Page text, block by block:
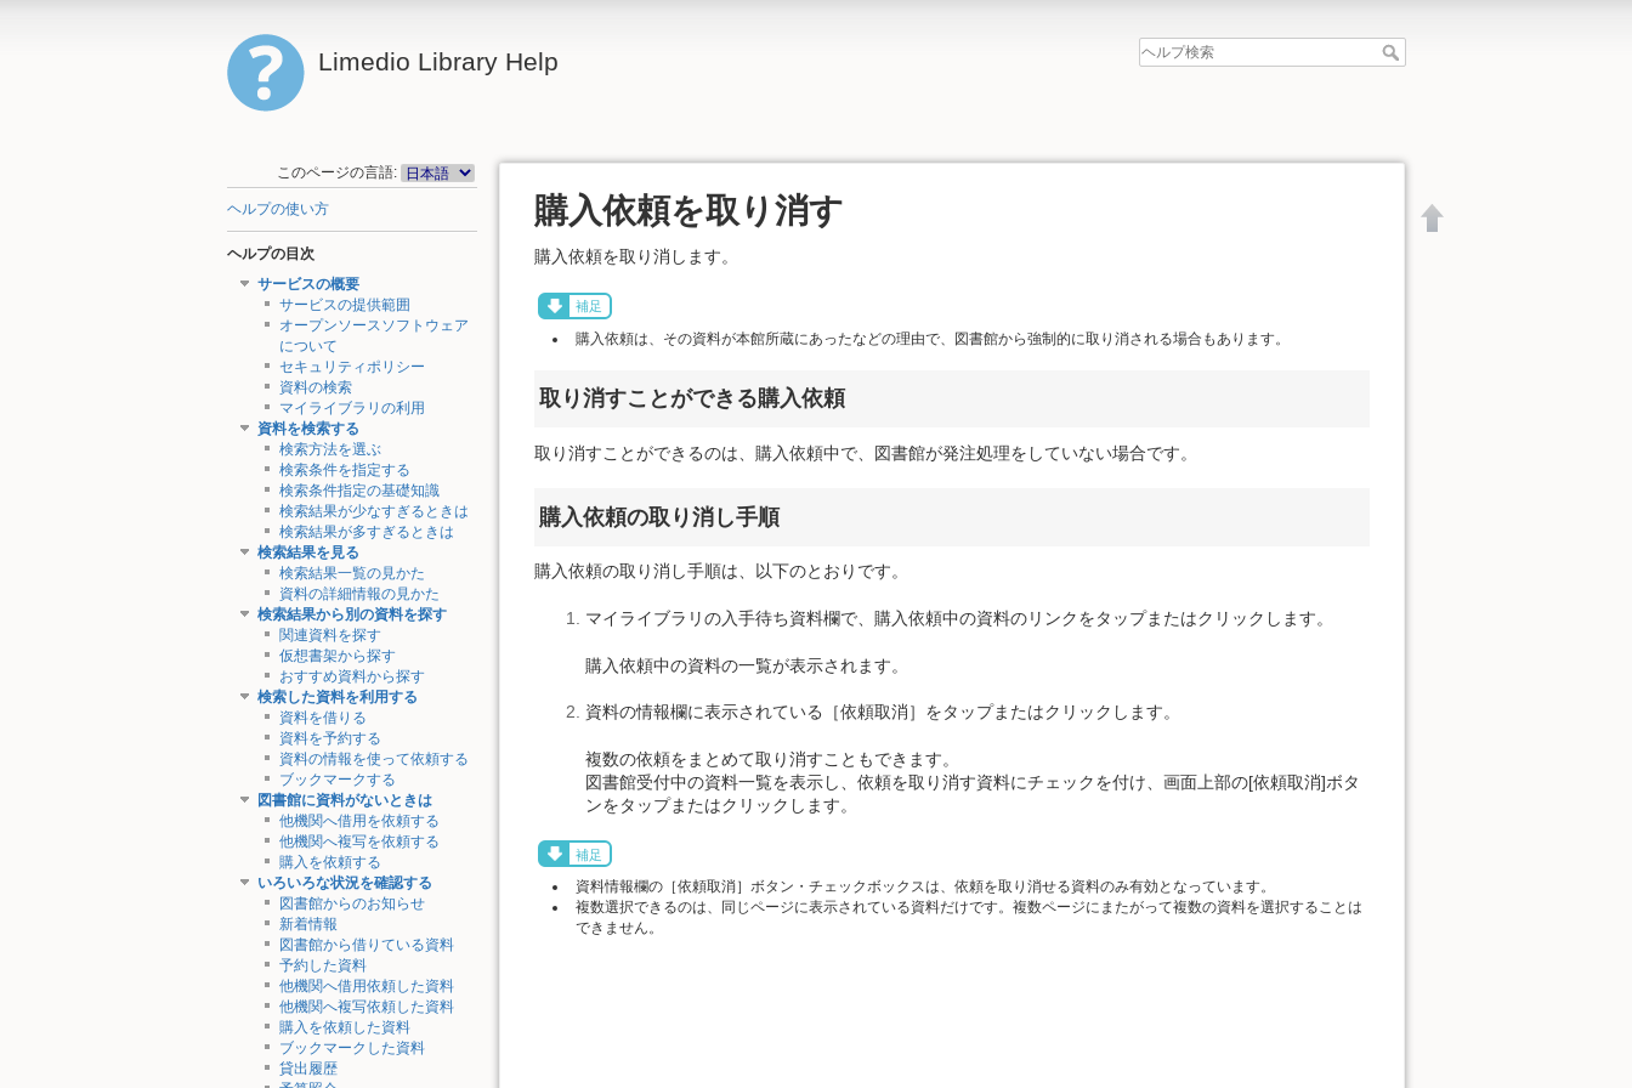
Limedio Library Help
このページの言語:
ヘルプの使い方
ヘルプの目次
サービスの概要
サービスの提供範囲
オープンソースソフトウェア
について
セキュリティポリシー
資料の検索
マイライブラリの利用
資料を検索する
検索方法を選ぶ
検索条件を指定する
検索条件指定の基礎知識
検索結果が少なすぎるときは
検索結果が多すぎるときは
検索結果を見る
検索結果一覧の見かた
資料の詳細情報の見かた
検索結果から別の資料を探す
関連資料を探す
仮想書架から探す
おすすめ資料から探す
検索した資料を利用する
資料を借りる
資料を予約する
資料の情報を使って依頼する
ブックマークする
図書館に資料がないときは
他機関へ借用を依頼する
他機関へ複写を依頼する
購入を依頼する
いろいろな状況を確認する
図書館からのお知らせ
新着情報
図書館から借りている資料
予約した資料
他機関へ借用依頼した資料
他機関へ複写依頼した資料
購入を依頼した資料
ブックマークした資料
貸出履歴
購入依頼を取り消す
購入依頼を取り消します。
補足
購入依頼は、その資料が本館所蔵にあったなどの理由で、図書館から強制的に取り消される場合もあります。
取り消すことができる購入依頼
取り消すことができるのは、購入依頼中で、図書館が発注処理をしていない場合です。
購入依頼の取り消し手順
購入依頼の取り消し手順は、以下のとおりです。
マイライブラリの入手待ち資料欄で、購入依頼中の資料のリンクをタップまたはクリックします。
購入依頼中の資料の一覧が表示されます。
資料の情報欄に表示されている［依頼取消］をタップまたはクリックします。
複数の依頼をまとめて取り消すこともできます。
図書館受付中の資料一覧を表示し、依頼を取り消す資料にチェックを付け、画面上部の[依頼取消]ボタ
ンをタップまたはクリックします。
補足
資料情報欄の［依頼取消］ボタン・チェックボックスは、依頼を取り消せる資料のみ有効となっています。
複数選択できるのは、同じページに表示されている資料だけです。複数ページにまたがって複数の資料を選択することは
できません。